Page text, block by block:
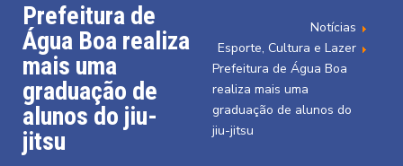
Prefeitura de
Água Boa realiza
mais uma
graduação de
alunos do jiu-
jitsu
Notícias
Esporte, Cultura e Lazer
Prefeitura de Água Boa
realiza mais uma
graduação de alunos do
jiu-jitsu